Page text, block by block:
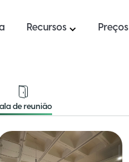
Recursos Preços
de reunião